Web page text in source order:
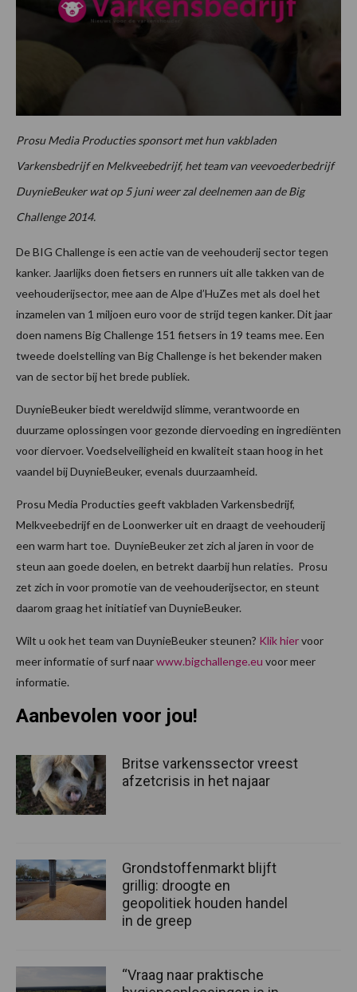
Prosu Media Producties sponsort met hun vakbladen
Varkensbedrijf en Melkveebedrijf, het team van veevoederbedrijf
DuynieBeuker wat op 5 juni weer zal deelnemen aan de Big
Challenge 2014.
De BIG Challenge is een actie van de veehouderij sector tegen
kanker. Jaarlijks doen fietsers en runners uit alle takken van de
veehouderijsector, mee aan de Alpe d’HuZes met als doel het
inzamelen van 1 miljoen euro voor de strijd tegen kanker. Dit jaar
doen namens Big Challenge 151 fietsers in 19 teams mee. Een
tweede doelstelling van Big Challenge is het bekender maken
van de sector bij het brede publiek.
DuynieBeuker biedt wereldwijd slimme, verantwoorde en
duurzame oplossingen voor gezonde diervoeding en ingrediënten
voor diervoer. Voedselveiligheid en kwaliteit staan hoog in het
vaandel bij DuynieBeuker, evenals duurzaamheid.
Prosu Media Producties geeft vakbladen Varkensbedrijf,
Melkveebedrijf en de Loonwerker uit en draagt de veehouderij
een warm hart toe. DuynieBeuker zet zich al jaren in voor de
steun aan goede doelen, en betrekt daarbij hun relaties. Prosu
zet zich in voor promotie van de veehouderijsector, en steunt
daarom graag het initiatief van DuynieBeuker.
Wilt u ook het team van DuynieBeuker steunen? Klik hiervoor
meer informatie of surf naarwww.bigchallenge.eu voor meer
informatie.
Aanbevolen voor jou!
Britse varkenssector vreest
afzetcrisis in het najaar
Grondstoffenmarkt blijft
grillig: droogte en
geopolitiek houden handel
in de greep
“Vraag naar praktische